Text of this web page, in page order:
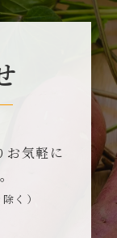
お気軽に
く）